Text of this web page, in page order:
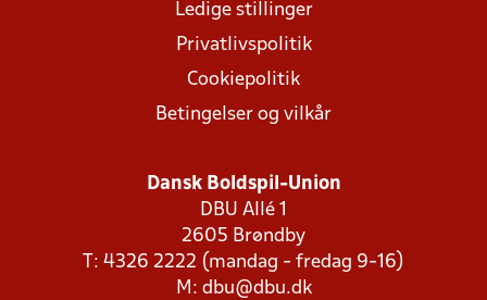
Ledige stillinger
Privatlivspolitik
Cookiepolitik
Betingelser og vilkår
Dansk Boldspil-Union
DBU Allé 1
2605 Brøndby
T: 4326 2222 (mandag - fredag 9-16)
M: dbu@dbu.dk